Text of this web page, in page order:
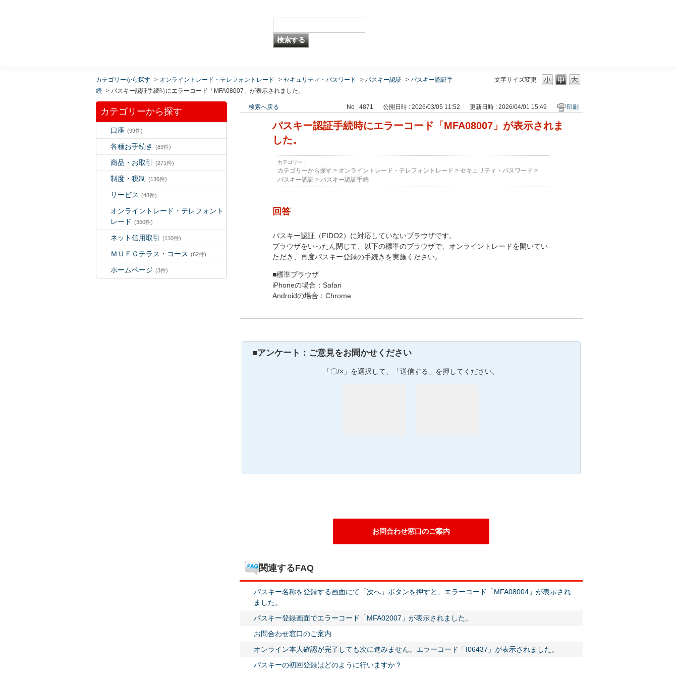
文字サイズ変更
カテゴリーから探す > オンライントレード・テレフォントレード > セキュリティ・パスワード > パスキー認証 > パスキー認証手
続
> パスキー認証手続時にエラーコード「MFA08007」が表示されました。
カテゴリーから探す
口座 (99件)
各種お手続き (89件)
商品・お取引 (271件)
制度・税制 (136件)
サービス (48件)
オンライントレード・テレフォント
レード (350件)
ネット信用取引 (110件)
ＭＵＦＧテラス・コース (62件)
ホームページ (3件)
検索へ戻る No : 4871 公開日時 : 2026/03/05 11:52 更新日時 : 2026/04/01 15:49 印刷
パスキー認証手続時にエラーコード「MFA08007」が表示されま
した。
カテゴリー :
カテゴリーから探す > オンライントレード・テレフォントレード > セキュリティ・パスワード >
パスキー認証 > パスキー認証手続
回答
パスキー認証（FIDO2）に対応していないブラウザです。
ブラウザをいったん閉じて、以下の標準のブラウザで、オンライントレードを開いてい
ただき、再度パスキー登録の手続きを実施ください。
■標準ブラウザ
iPhoneの場合：Safari
Androidの場合：Chrome
■アンケート：ご意見をお聞かせください
「〇/×」を選択して、「送信する」を押してください。
お問合わせ窓口のご案内
関連するFAQ
パスキー名称を登録する画面にて「次へ」ボタンを押すと、エラーコード「MFA08004」が表示され
ました。
パスキー登録画面でエラーコード「MFA02007」が表示されました。
お問合わせ窓口のご案内
オンライン本人確認が完了しても次に進みません。エラーコード「I06437」が表示されました。
パスキーの初回登録はどのように行いますか？